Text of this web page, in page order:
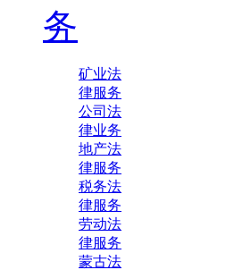
务
矿业法
律服务
公司法
律业务
地产法
律服务
税务法
律服务
劳动法
律服务
蒙古法